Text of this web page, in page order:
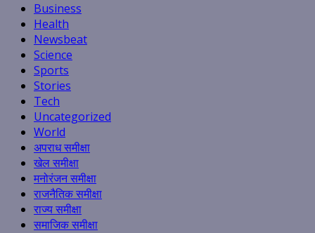
Business
Health
Newsbeat
Science
Sports
Stories
Tech
Uncategorized
World
अपराध समीक्षा
खेल समीक्षा
मनोरंजन समीक्षा
राजनैतिक समीक्षा
राज्य समीक्षा
समाजिक समीक्षा